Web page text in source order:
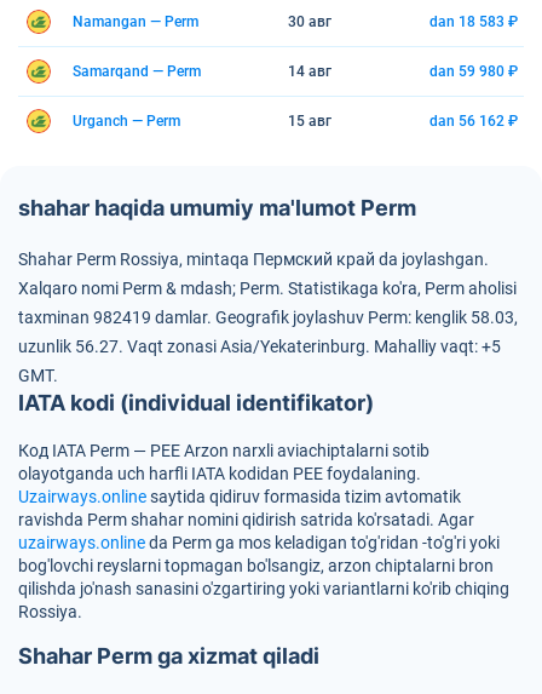
Namangan — Perm 30 авг dan 18 583 ₽
Samarqand — Perm 14 авг dan 59 980 ₽
Urganch — Perm 15 авг dan 56 162 ₽
shahar haqida umumiy ma'lumot Perm
Shahar Perm Rossiya, mintaqa Пермский край da joylashgan.
Xalqaro nomi Perm & mdash; Perm. Statistikaga ko'ra, Perm aholisi
taxminan 982419 damlar. Geografik joylashuv Perm: kenglik 58.03,
uzunlik 56.27. Vaqt zonasi Asia/Yekaterinburg. Mahalliy vaqt: +5
GMT.
IATA kodi (individual identifikator)
Код IATA Perm — PEEArzon narxli aviachiptalarni sotib
olayotganda uch harfli IATA kodidan PEEfoydalaning.
Uzairways.onlinesaytida qidiruv formasida tizim avtomatik
ravishda Perm shahar nomini qidirish satrida ko'rsatadi. Agar
uzairways.onlineda Perm ga mos keladigan to'g'ridan -to'g'ri yoki
bog'lovchi reyslarni topmagan bo'lsangiz, arzon chiptalarni bron
qilishda jo'nash sanasini o'zgartiring yoki variantlarni ko'rib chiqing
Rossiya.
Shahar Perm ga xizmat qiladi